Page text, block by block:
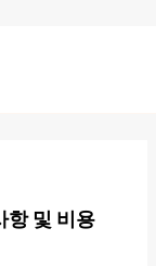
항 및 비용